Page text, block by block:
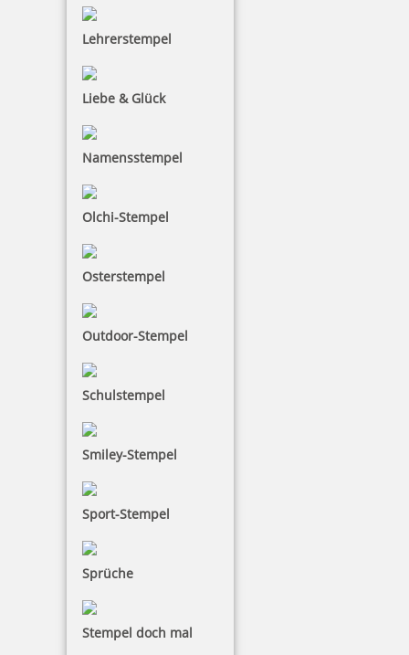
Lehrerstempel
Liebe & Glück
Namensstempel
Olchi-Stempel
Osterstempel
Outdoor-Stempel
Schulstempel
Smiley-Stempel
Sport-Stempel
Sprüche
Stempel doch mal
trodat edy FIX - Motivationsstempel Drachenstark - Printy 4922
10,35 €
trodat edy FIX - Motivationsstempel Lass dich nicht hängen
10,25 €